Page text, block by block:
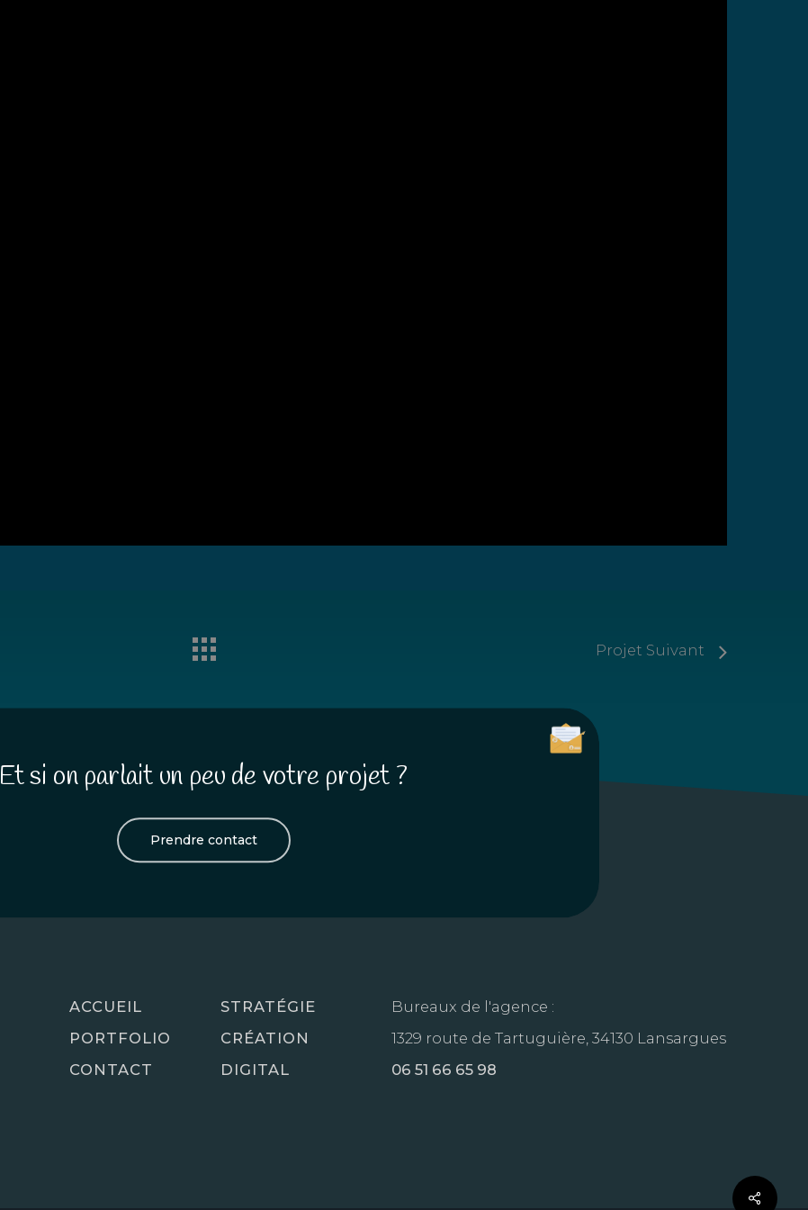
Projet Suivant
Share
Et si on parlait un peu de votre projet ?
Prendre contact
ACCUEIL
PORTFOLIO
CONTACT
STRATÉGIE
CRÉATION
DIGITAL
Bureaux de l'agence :
1329 route de Tartuguière, 34130 Lansargues
06 51 66 65 98